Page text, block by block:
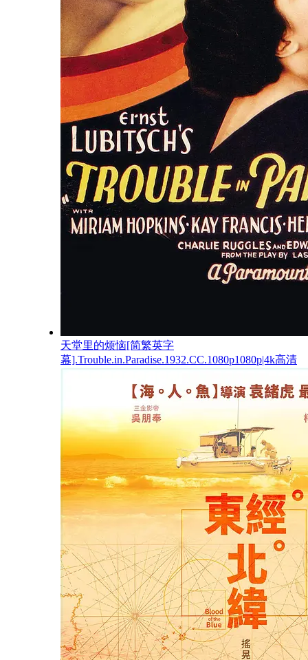
天堂里的烦恼[简繁英字
幕].Trouble.in.Paradise.1932.CC.1080p1080p|4k高清